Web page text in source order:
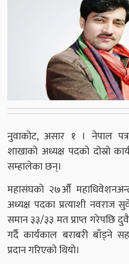
नुवाकोट, असार १ । नेपाल
शाखाको अध्यक्ष पदको दोस्रो
सम्हालेका छन्।
महासंघको २७औँ
अध्यक्ष पदका प्रत्याशी नवराज
समान ३३/३३ मत प्राप्त गरेपछि
गर्दै कार्यकाल बराबरी बाँड्ने
प्रदान गरिएको थियो।